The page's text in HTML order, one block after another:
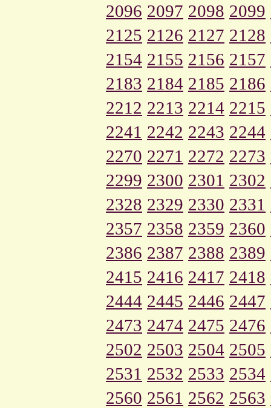
2096 2097 2098 2099
2125 2126 2127 2128
2154 2155 2156 2157
2183 2184 2185 2186
2212 2213 2214 2215
2241 2242 2243 2244
2270 2271 2272 2273
2299 2300 2301 2302
2328 2329 2330 2331
2357 2358 2359 2360
2386 2387 2388 2389
2415 2416 2417 2418
2444 2445 2446 2447
2473 2474 2475 2476
2502 2503 2504 2505
2531 2532 2533 2534
2560 2561 2562 2563